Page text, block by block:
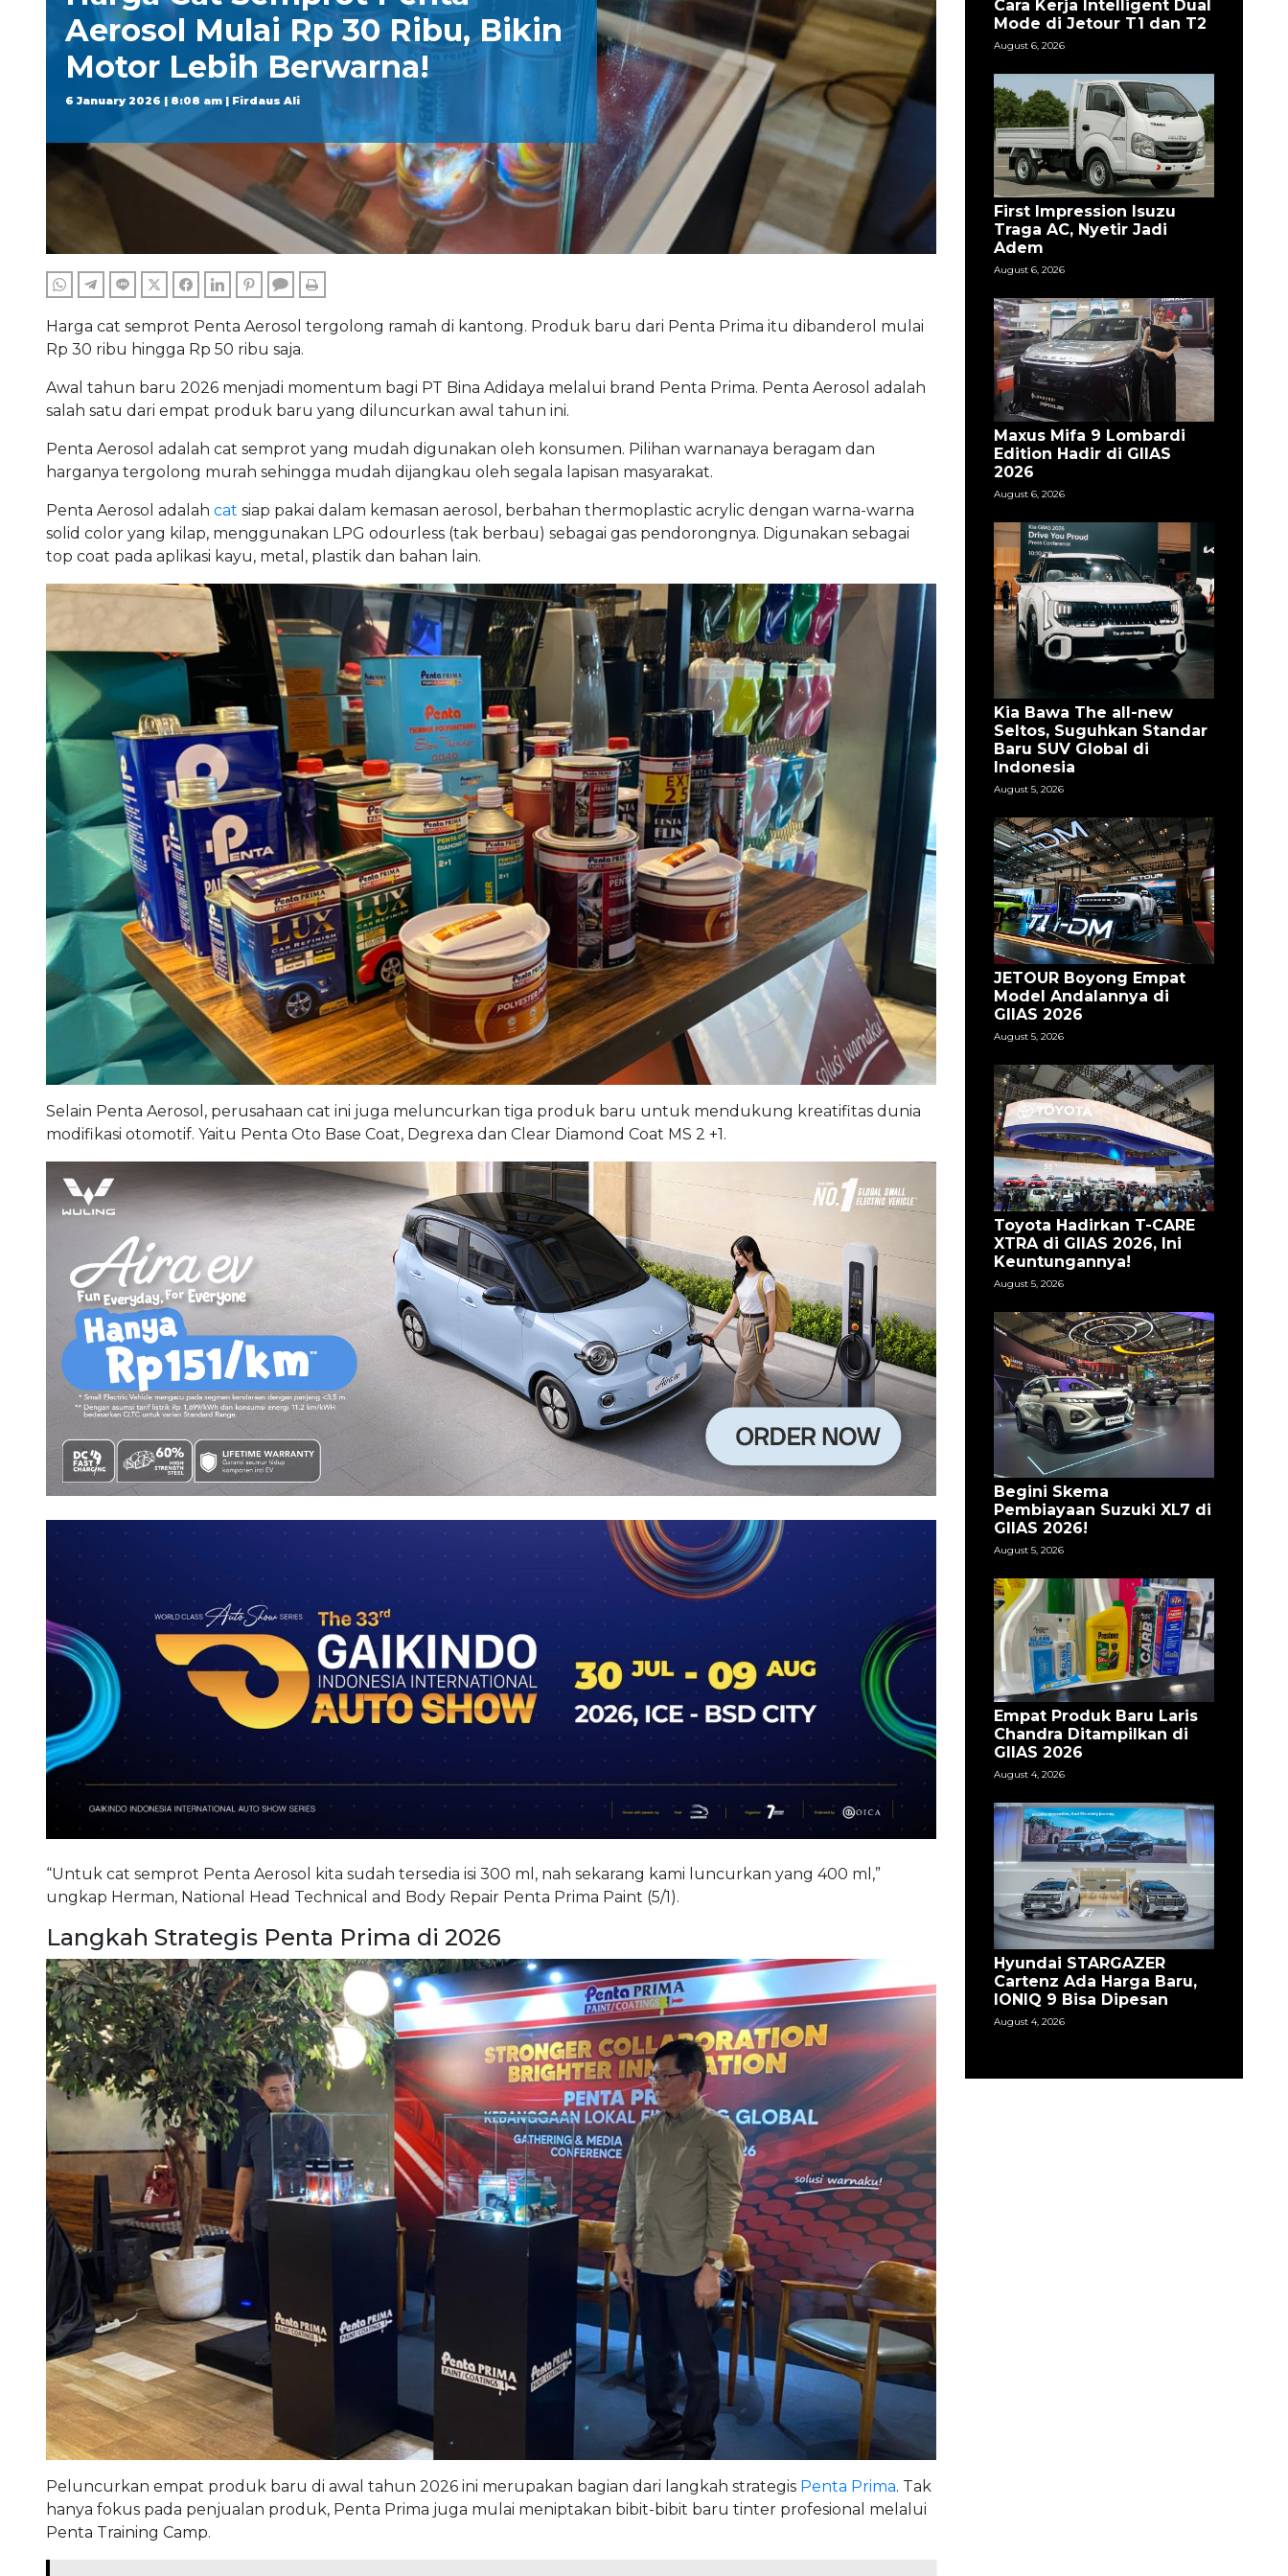
Aerosol Mulai Rp 30 Ribu, Bikin
Motor Lebih Berwarna!
6 January 2026 | 8:08 am | Firdaus Ali
WHATSAPPTELEGRAM
LINE TWITTERFACEBOOKLINKEDINPINTERESTCOMMENTS
Harga cat semprot Penta Aerosol tergolong ramah di kantong. Produk baru dari Penta Prima itu dibanderol mulai
Rp 30 ribu hingga Rp 50 ribu saja.
Awal tahun baru 2026 menjadi momentum bagi PT Bina Adidaya melalui brand Penta Prima. Penta Aerosol adalah
salah satu dari empat produk baru yang diluncurkan awal tahun ini.
Penta Aerosol adalah cat semprot yang mudah digunakan oleh konsumen. Pilihan warnanaya beragam dan
harganya tergolong murah sehingga mudah dijangkau oleh segala lapisan masyarakat.
Penta Aerosol adalah cat siap pakai dalam kemasan aerosol, berbahan thermoplastic acrylic dengan warna-warna
solid color yang kilap, menggunakan LPG odourless (tak berbau) sebagai gas pendorongnya. Digunakan sebagai
top coat pada aplikasi kayu, metal, plastik dan bahan lain.
Selain Penta Aerosol, perusahaan cat ini juga meluncurkan tiga produk baru untuk mendukung kreatifitas dunia
modifikasi otomotif. Yaitu Penta Oto Base Coat, Degrexa dan Clear Diamond Coat MS 2 +1.
“Untuk cat semprot Penta Aerosol kita sudah tersedia isi 300 ml, nah sekarang kami luncurkan yang 400 ml,”
ungkap Herman, National Head Technical and Body Repair Penta Prima Paint (5/1).
Langkah Strategis Penta Prima di 2026
Peluncurkan empat produk baru di awal tahun 2026 ini merupakan bagian dari langkah strategis Penta Prima. Tak
hanya fokus pada penjualan produk, Penta Prima juga mulai meniptakan bibit-bibit baru tinter profesional melalui
Penta Training Camp.
Cara Kerja Intelligent Dual
Mode di Jetour T1 dan T2
August 6, 2026
First Impression Isuzu
Traga AC, Nyetir Jadi
Adem
August 6, 2026
Maxus Mifa 9 Lombardi
Edition Hadir di GIIAS
2026
August 6, 2026
Kia Bawa The all-new
Seltos, Suguhkan Standar
Baru SUV Global di
Indonesia
August 5, 2026
JETOUR Boyong Empat
Model Andalannya di
GIIAS 2026
August 5, 2026
Toyota Hadirkan T-CARE
XTRA di GIIAS 2026, Ini
Keuntungannya!
August 5, 2026
Begini Skema
Pembiayaan Suzuki XL7 di
GIIAS 2026!
August 5, 2026
Empat Produk Baru Laris
Chandra Ditampilkan di
GIIAS 2026
August 4, 2026
Hyundai STARGAZER
Cartenz Ada Harga Baru,
IONIQ 9 Bisa Dipesan
August 4, 2026